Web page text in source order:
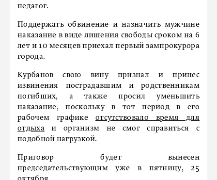
педагог.
Поддержать обвинение и назначить мужчине
наказание в виде лишения свободы сроком на 6
лет и 10 месяцев приехал первый зампрокурора
города.
Курбанов свою вину признал и принес
извинения пострадавшим и родственникам
погибших, а также просил уменьшить
наказание, поскольку в тот период в его
рабочем графике отсутствовало время для
отдыхаи организм не смог справиться с
подобной нагрузкой.
Приговор будет вынесен
председательствующим уже в пятницу, 25